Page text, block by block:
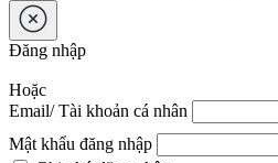
Đăng nhập
Hoặc
Email/ Tài khoản cá nhân
Mật khẩu đăng nhập